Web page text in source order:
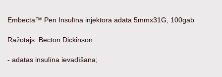
Embecta™ Pen Insulīna injektora adata 5mmx31G, 100gab
Ražotājs: Becton Dickinson
- adatas insulīna ievadīšana;